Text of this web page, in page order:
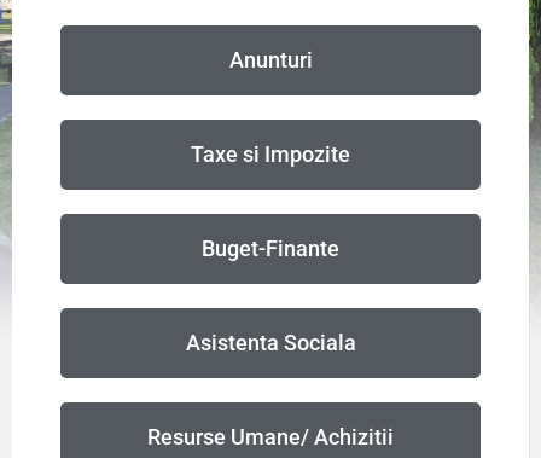
Anunturi
Taxe si Impozite
Buget-Finante
Asistenta Sociala
Resurse Umane/ Achizitii